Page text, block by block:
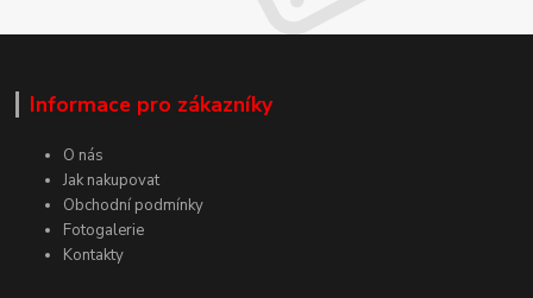
Informace pro zákazníky
O nás
Jak nakupovat
Obchodní podmínky
Fotogalerie
Kontakty